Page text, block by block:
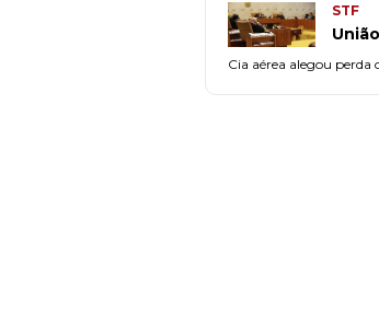
STF
Cia aérea alegou